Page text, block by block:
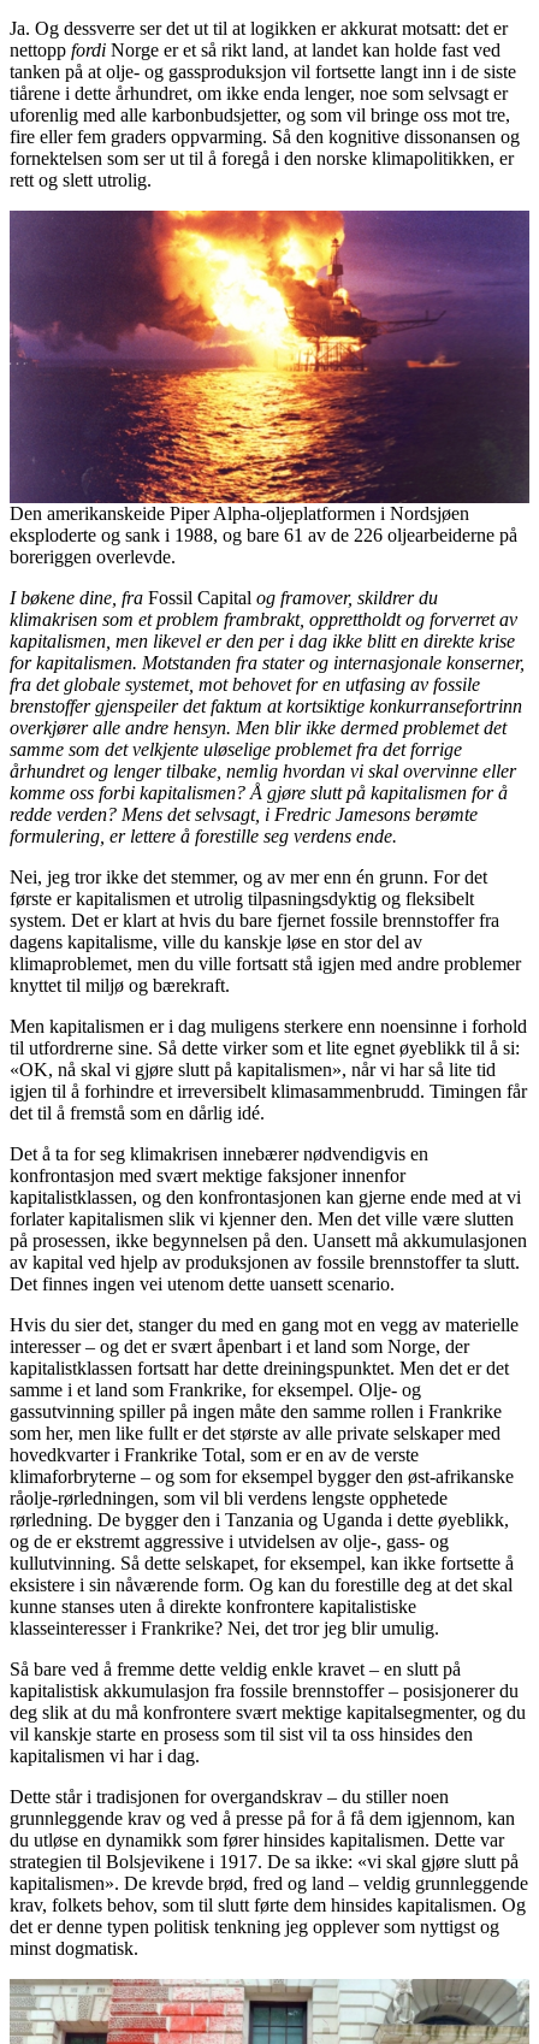
Ja. Og dessverre ser det ut til at logikken er akkurat motsatt: det er
nettopp fordi Norge er et så rikt land, at landet kan holde fast ved
tanken på at olje- og gassproduksjon vil fortsette langt inn i de siste
tiårene i dette århundret, om ikke enda lenger, noe som selvsagt er
uforenlig med alle karbonbudsjetter, og som vil bringe oss mot tre,
fire eller fem graders oppvarming. Så den kognitive dissonansen og
fornektelsen som ser ut til å foregå i den norske klimapolitikken, er
rett og slett utrolig.
Den amerikanskeide Piper Alpha-oljeplatformen i Nordsjøen
eksploderte og sank i 1988, og bare 61 av de 226 oljearbeiderne på
boreriggen overlevde.
I bøkene dine, fra Fossil Capital og framover, skildrer du
klimakrisen som et problem frambrakt, opprettholdt og forverret av
kapitalismen, men likevel er den per i dag ikke blitt en direkte krise
for kapitalismen. Motstanden fra stater og internasjonale konserner,
fra det globale systemet, mot behovet for en utfasing av fossile
brenstoffer gjenspeiler det faktum at kortsiktige konkurransefortrinn
overkjører alle andre hensyn. Men blir ikke dermed problemet det
samme som det velkjente uløselige problemet fra det forrige
århundret og lenger tilbake, nemlig hvordan vi skal overvinne eller
komme oss forbi kapitalismen? Å gjøre slutt på kapitalismen for å
redde verden? Mens det selvsagt, i Fredric Jamesons berømte
formulering, er lettere å forestille seg verdens ende.
Nei, jeg tror ikke det stemmer, og av mer enn én grunn. For det
første er kapitalismen et utrolig tilpasningsdyktig og fleksibelt
system. Det er klart at hvis du bare fjernet fossile brennstoffer fra
dagens kapitalisme, ville du kanskje løse en stor del av
klimaproblemet, men du ville fortsatt stå igjen med andre problemer
knyttet til miljø og bærekraft.
Men kapitalismen er i dag muligens sterkere enn noensinne i forhold
til utfordrerne sine. Så dette virker som et lite egnet øyeblikk til å si:
«OK, nå skal vi gjøre slutt på kapitalismen», når vi har så lite tid
igjen til å forhindre et irreversibelt klimasammenbrudd. Timingen får
det til å fremstå som en dårlig idé.
Det å ta for seg klimakrisen innebærer nødvendigvis en
konfrontasjon med svært mektige faksjoner innenfor
kapitalistklassen, og den konfrontasjonen kan gjerne ende med at vi
forlater kapitalismen slik vi kjenner den. Men det ville være slutten
på prosessen, ikke begynnelsen på den. Uansett må akkumulasjonen
av kapital ved hjelp av produksjonen av fossile brennstoffer ta slutt.
Det finnes ingen vei utenom dette uansett scenario.
Hvis du sier det, stanger du med en gang mot en vegg av materielle
interesser – og det er svært åpenbart i et land som Norge, der
kapitalistklassen fortsatt har dette dreiningspunktet. Men det er det
samme i et land som Frankrike, for eksempel. Olje- og
gassutvinning spiller på ingen måte den samme rollen i Frankrike
som her, men like fullt er det største av alle private selskaper med
hovedkvarter i Frankrike Total, som er en av de verste
klimaforbryterne – og som for eksempel bygger den øst-afrikanske
råolje-rørledningen, som vil bli verdens lengste opphetede
rørledning. De bygger den i Tanzania og Uganda i dette øyeblikk,
og de er ekstremt aggressive i utvidelsen av olje-, gass- og
kullutvinning. Så dette selskapet, for eksempel, kan ikke fortsette å
eksistere i sin nåværende form. Og kan du forestille deg at det skal
kunne stanses uten å direkte konfrontere kapitalistiske
klasseinteresser i Frankrike? Nei, det tror jeg blir umulig.
Så bare ved å fremme dette veldig enkle kravet – en slutt på
kapitalistisk akkumulasjon fra fossile brennstoffer – posisjonerer du
deg slik at du må konfrontere svært mektige kapitalsegmenter, og du
vil kanskje starte en prosess som til sist vil ta oss hinsides den
kapitalismen vi har i dag.
Dette står i tradisjonen for overgandskrav – du stiller noen
grunnleggende krav og ved å presse på for å få dem igjennom, kan
du utløse en dynamikk som fører hinsides kapitalismen. Dette var
strategien til Bolsjevikene i 1917. De sa ikke: «vi skal gjøre slutt på
kapitalismen». De krevde brød, fred og land – veldig grunnleggende
krav, folkets behov, som til slutt førte dem hinsides kapitalismen. Og
det er denne typen politisk tenkning jeg opplever som nyttigst og
minst dogmatisk.